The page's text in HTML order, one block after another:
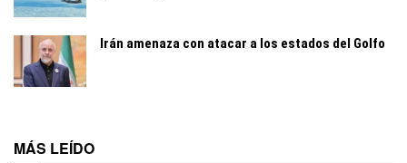
Irán amenaza con atacar a los estados del Golfo
MÁS LEÍDO